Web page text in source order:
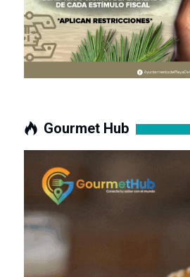
Gourmet Hub